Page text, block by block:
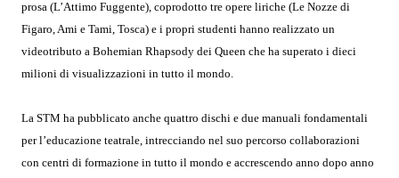
prosa (L’Attimo Fuggente), coprodotto tre opere liriche (Le Nozze di
Figaro, Ami e Tami, Tosca) e i propri studenti hanno realizzato un
videotributo a Bohemian Rhapsody dei Queen che ha superato i dieci
milioni di visualizzazioni in tutto il mondo.
La STM ha pubblicato anche quattro dischi e due manuali fondamentali
per l’educazione teatrale, intrecciando nel suo percorso collaborazioni
con centri di formazione in tutto il mondo e accrescendo anno dopo anno